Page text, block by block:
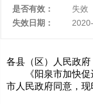
是否有效：
失效
失效日期：
各县（区）人民政府
《阳泉市加快
市人民政府同意，现